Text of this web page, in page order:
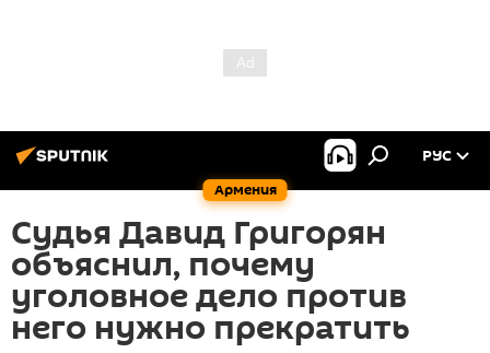
Армения
РУС
Судья Давид Григорян
объяснил, почему
уголовное дело против
него нужно прекратить